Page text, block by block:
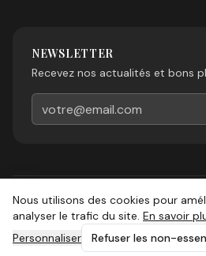
NEWSLETTER
Recevez nos actualités et bons
©2026Esprit Sud Magazine.
Nous utilisons des cookies pour
analyser le trafic du site. En savoir
Personnaliser
Refuser les non-